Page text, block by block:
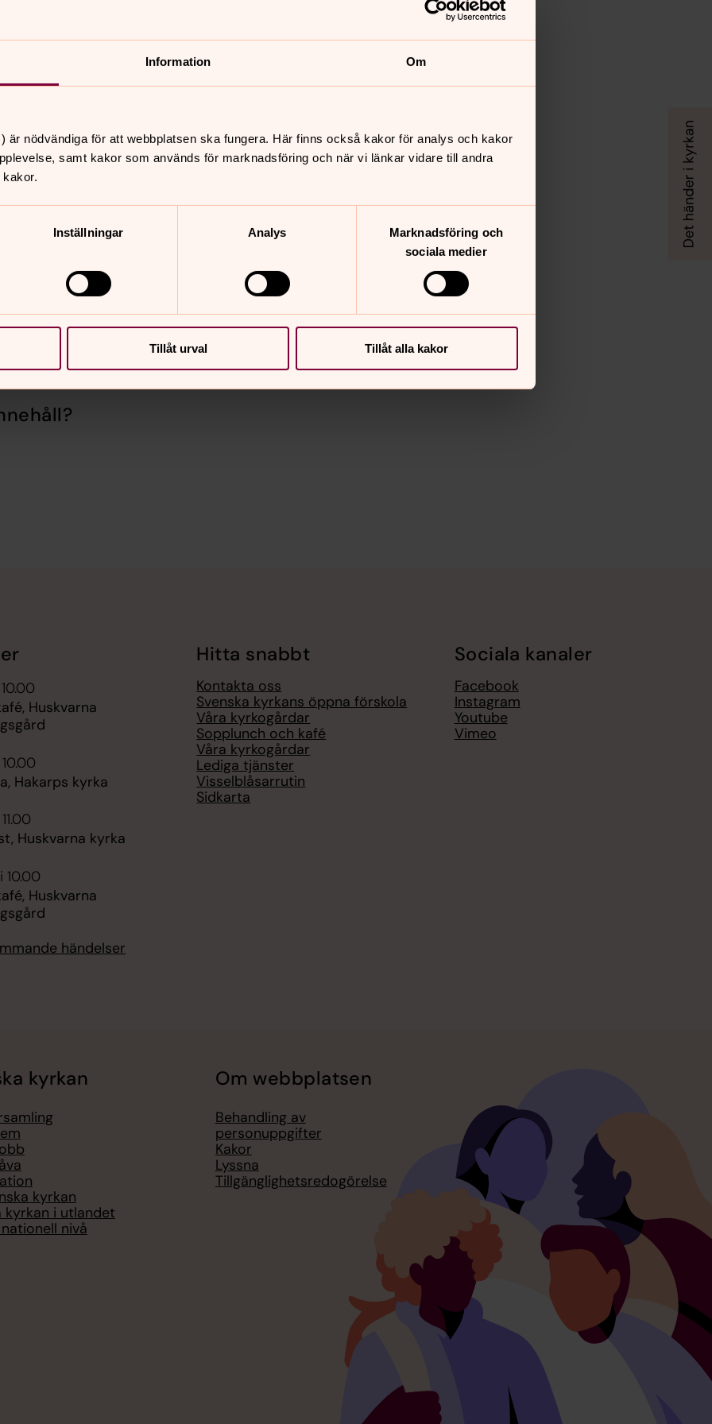
Information Om
är nödvändiga för att webbplatsen ska fungera. Här finns också kakor för analys och kakor
samt kakor som används för marknadsföring och när vi länkar vidare till andra
Inställningar Analys
Marknadsföring och
sociala medier
Tillåt urval Tillåt alla kakor
Huskvarna
Hakarps kyrka
Huskvarna kyrka
10.00
Huskvarna
händelser
Hitta snabbt
Kontakta oss
Svenska kyrkans öppna förskola
Våra kyrkogårdar
Sopplunch och kafé
Våra kyrkogårdar
Lediga tjänster
Visselblåsarrutin
Sidkarta
Sociala kanaler
Facebook
Instagram
Youtube
Vimeo
kyrkan
kyrkan
kyrkan i utlandet
nivå
Om webbplatsen
Behandling av
personuppgifter
Kakor
Lyssna
Tillgänglighetsredogörelse